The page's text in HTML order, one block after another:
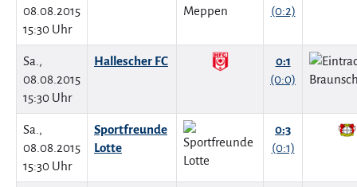
08.08.2015
15:30 Uhr
(0:2)
Sa.,
08.08.2015
15:30 Uhr
Hallescher FC
0:1
(0:0)
Sa.,
08.08.2015
15:30 Uhr
Sportfreunde
Lotte
0:3
(0:1)